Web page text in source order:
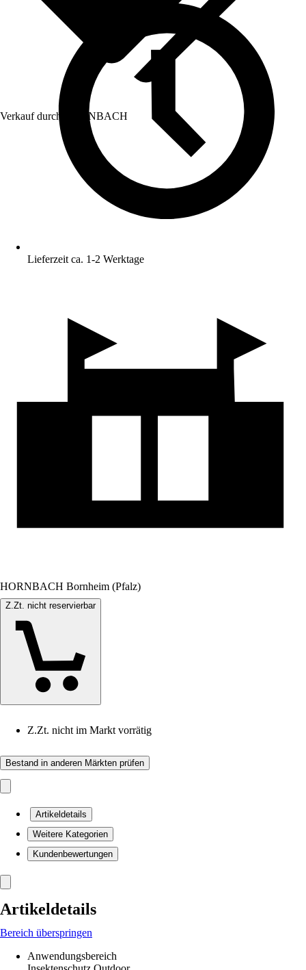
Verkauf durch: HORNBACH
Lieferzeit ca. 1-2 Werktage
HORNBACH Bornheim (Pfalz)
Z.Zt. nicht reservierbar
Z.Zt. nicht im Markt vorrätig
Bestand in anderen Märkten prüfen
Artikeldetails
Weitere Kategorien
Kundenbewertungen
Artikeldetails
Bereich überspringen
Anwendungsbereich